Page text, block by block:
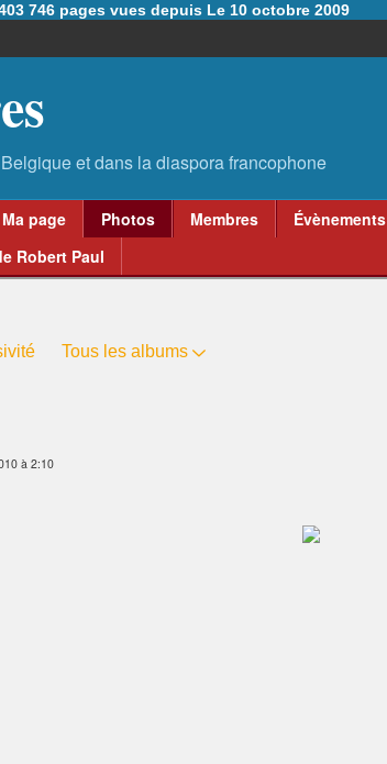
746 pages vues depuis Le 10 octobre 2009
Ma page Photos Membres Évènements
Robert Paul
Tous les albums
à 2:10